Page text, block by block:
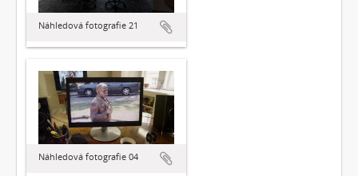
Náhledová fotografie 21
Náhledová fotografie 04